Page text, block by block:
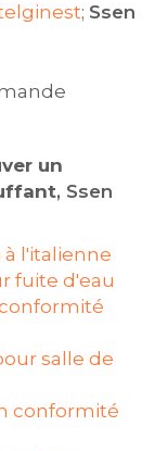
; Ssen
un
, Ssen
l'italienne
fuite d'eau
salle de
conformité